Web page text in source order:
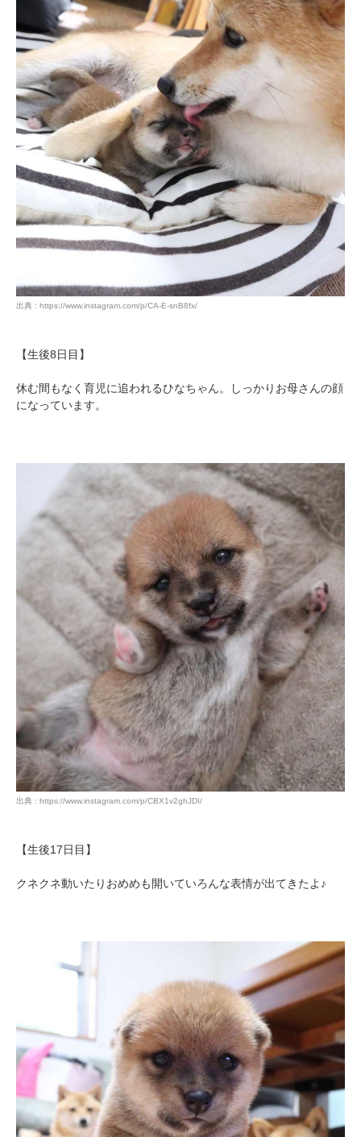
出典 : https://www.instagram.com/p/CA-E-snB8fx/
【生後8日目】
休む間もなく育児に追われるひなちゃん。しっかりお母さんの顔
になっています。
出典 : https://www.instagram.com/p/CBX1v2ghJDI/
【生後17日目】
クネクネ動いたりおめめも開いていろんな表情が出てきたよ♪
pecodogs
いぬ部をフォロー
pecocats
ねこ部をフォロー
PECOアプリをダウンロード済みの方
アプリをダウンロードする